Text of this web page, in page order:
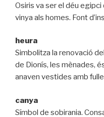
Osiris va ser el déu egipci
vinya als homes. Font
heura
Simbolitza la renovació
de Dionís, les mènades,
anaven vestides amb
canya
Símbol de sobirania.